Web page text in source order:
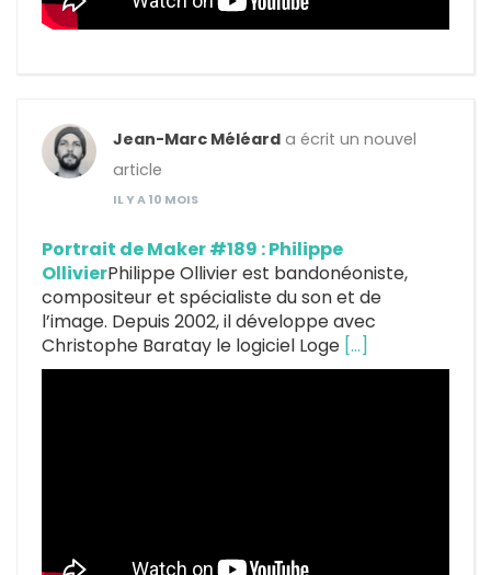
Jean-Marc Méléard a écrit un nouvel
article
IL Y A 10 MOIS
Portrait de Maker #189 : Philippe
OllivierPhilippe Ollivier est bandonéoniste,
compositeur et spécialiste du son et de
l’image. Depuis 2002, il développe avec
Christophe Baratay le logiciel Loge […]